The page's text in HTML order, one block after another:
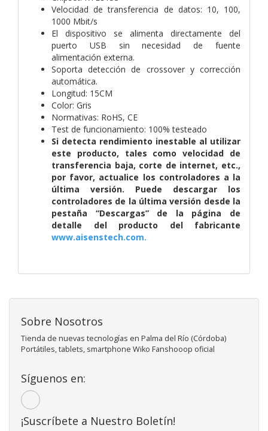
Velocidad de transferencia de datos: 10, 100,
1000 Mbit/s
El dispositivo se alimenta directamente del
puerto USB sin necesidad de fuente
alimentación externa.
Soporta detección de crossover y corrección
automática.
Longitud: 15CM
Color: Gris
Normativas: RoHS, CE
Test de funcionamiento: 100% testeado
Si detecta rendimiento inestable al utilizar
este producto, tales como velocidad de
transferencia baja, corte de internet, etc.,
por favor, actualice los controladores a la
última versión. Puede descargar los
controladores de la última versión desde la
pestaña “Descargas” de la página de
detalle del producto del fabricante
www.aisenstech.com.
Sobre Nosotros
Tienda de nuevas tecnologías en Palma del Río (Córdoba)
Portátiles, tablets, smartphone Wiko Fanshooop oficial
Síguenos en:
¡Suscríbete a Nuestro Boletín!